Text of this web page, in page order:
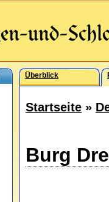
Überblick
Startseite »
Burg